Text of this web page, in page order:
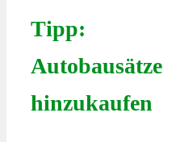
Tipp:
Autobausätze
hinzukaufen